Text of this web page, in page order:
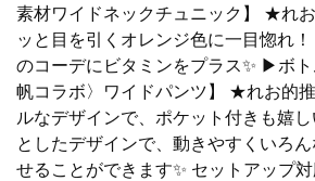
素材ワイドネックチュニック】 ★れ
ッと目を引くオレンジ色に一目惚れ
のコーデにビタミンをプラス✨ ▶︎ボ
帆コラボ〉ワイドパンツ】 ★れお的
ルなデザインで、ポケット付きも嬉し
としたデザインで、動きやすくいろ
せることができます✨ セットアップ